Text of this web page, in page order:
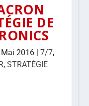
DE
2016| 7/7,
, STRATÉGIE